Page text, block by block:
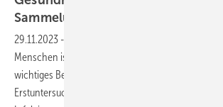
Sammelunterkünften
29.11.2023 -
Menschen ist für den öffentlichen
wichtiges Betätigungsfeld. Gegenwärtig ist der
Erstuntersuchung von Geflüchteten und bei